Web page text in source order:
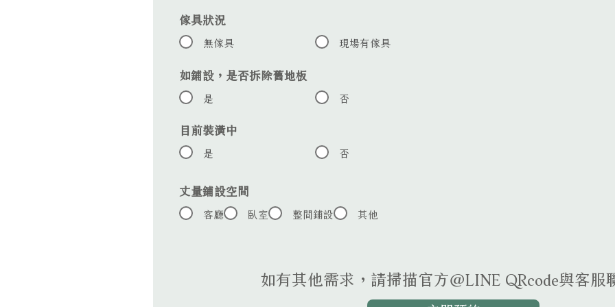
傢具狀況
無傢具 現場有傢具
如鋪設，是否拆除舊地板
是 否
目前裝潢中
是 否
丈量鋪設空間
客廳 臥室 整間鋪設 其他
如有其他需求，請掃描官方@LINE QRcode與客服